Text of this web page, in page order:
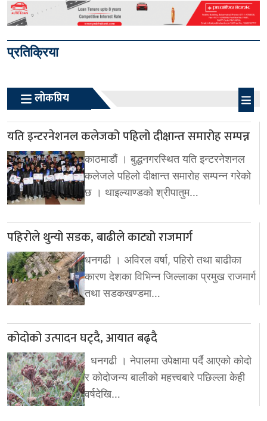
प्रतिक्रिया
लोकप्रिय
यति इन्टरनेशनल कलेजको पहिलो दीक्षान्त समारोह सम्पन्न
काठमाडौं । बुद्धनगरस्थित यति इन्टरनेशनल
कलेजले पहिलो दीक्षान्त समारोह सम्पन्न गरेको
छ । थाइल्याण्डको श्रीपातुम…
पहिरोले थुन्यो सडक, बाढीले काट्यो राजमार्ग
धनगढी । अविरल वर्षा, पहिरो तथा बाढीका
कारण देशका विभिन्न जिल्लाका प्रमुख राजमार्ग
तथा सडकखण्डमा…
कोदोको उत्पादन घट्दै, आयात बढ्दै
धनगढी । नेपालमा उपेक्षामा पर्दै आएको कोदो
र कोदोजन्य बालीको महत्त्वबारे पछिल्ला केही
वर्षदेखि…